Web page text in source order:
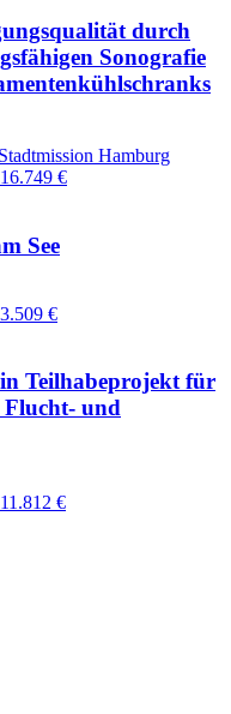
durch
Sonografie
Hamburg
€
See
€
Teilhabeprojekt für
Flucht- und
€